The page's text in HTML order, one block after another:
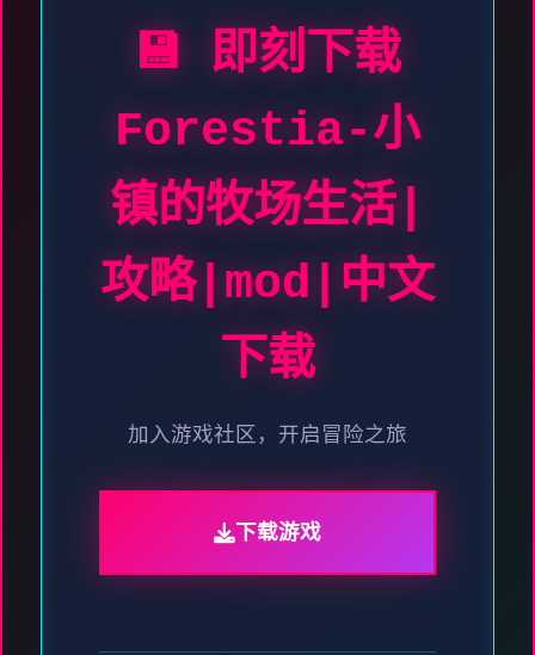
💾 即刻下载
Forestia-小
镇的牧场生活|
攻略|mod|中文
下载
加入游戏社区，开启冒险之旅
下载游戏